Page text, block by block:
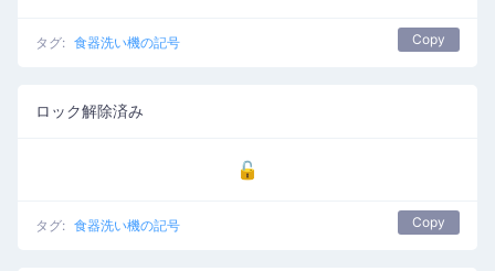
タグ: 食器洗い機の記号 Copy
ロック解除済み
🔓
タグ: 食器洗い機の記号 Copy